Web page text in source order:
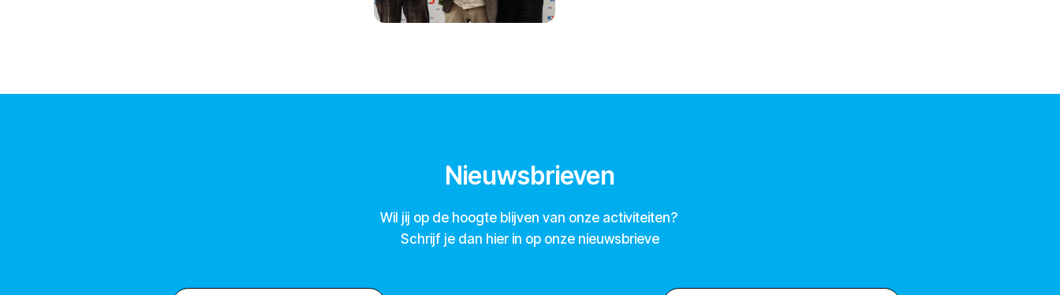
Nieuwsbrieven
Wil jij op de hoogte blijven van onze activiteiten?
Schrijf je dan hier in op onze nieuwsbrieve